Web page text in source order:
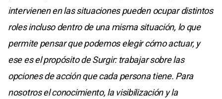
intervienen en las situaciones pueden ocupar distintos
roles incluso dentro de una misma situación, lo que
permite pensar que podemos elegir cómo actuar, y
ese es el propósito de Surgir: trabajar sobre las
opciones de acción que cada persona tiene. Para
nosotros el conocimiento, la visibilización y la